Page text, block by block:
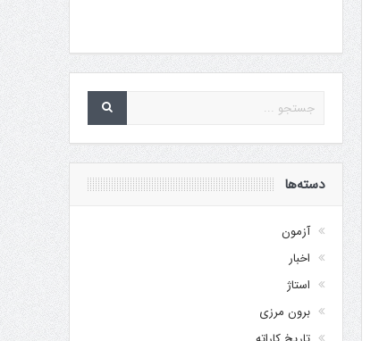
دسته‌ها
آزمون
اخبار
استاژ
برون مرزی